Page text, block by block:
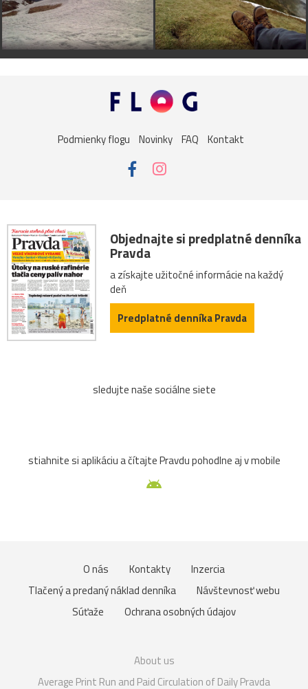
Podmienky flogu Novinky FAQ Kontakt
Objednajte si predplatné denníka
Pravda
a získajte užitočné informácie na každý
deň
Predplatné denníka Pravda
sledujte naše sociálne siete
stiahnite si aplikáciu a čítajte Pravdu pohodlne aj v mobile
O nás Kontakty
Inzercia
Tlačený a predaný náklad denníka
Návštevnosť webu
Súťaže
Ochrana osobných údajov
About us
Average Print Run and Paid Circulation of Daily Pravda